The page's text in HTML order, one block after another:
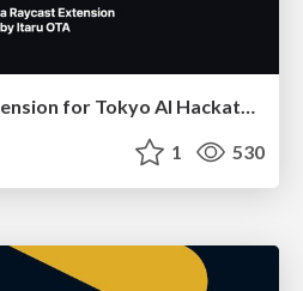
Trayce, a Raycast Extension for Tokyo AI Hackathon 2025
1 530